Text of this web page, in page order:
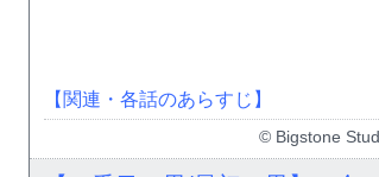
【関連・各話のあらすじ】
© Bigstone